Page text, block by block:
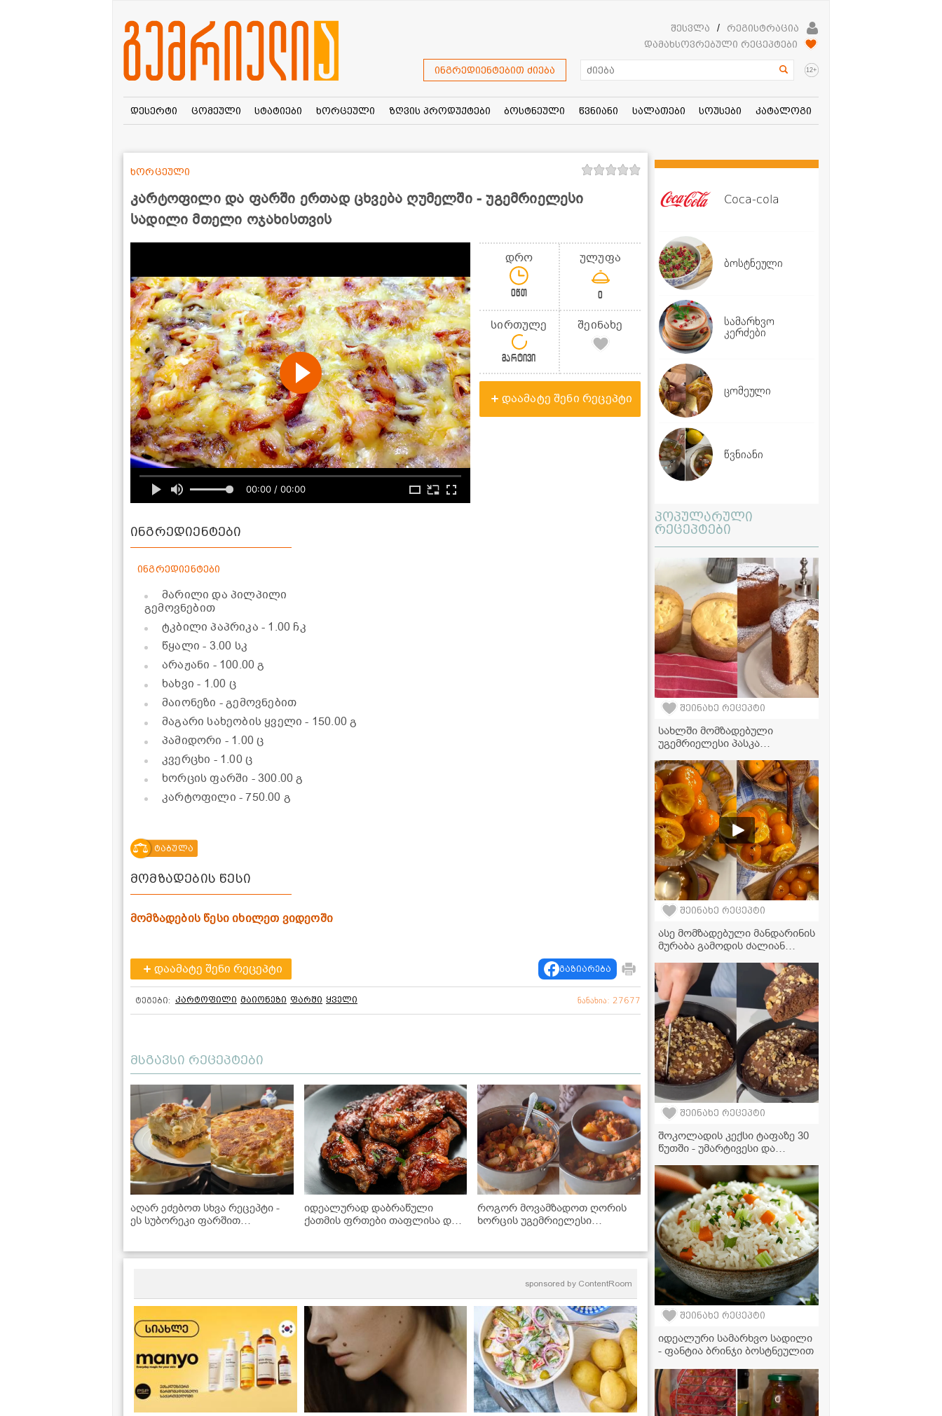
შესვლა /
რეგისტრაცია
დამახსოვრებული რეცეპტები
ინგრედიენტებით ძიება 12+
დესერტი ცომეული სტატიები ხორცეული ზღვის პროდუქტები ბოსტნეული წვნიანი სალათები სოუსები კატალოგი
კარტოფილი და ფარში ერთად ცხვება ღუმელში - უგემრიელესი
სადილი მთელი ოჯახისთვის
ხორცეული
00:00 / 00:00
დრო
0წთ
ულუფა
0
სირთულე
მარტივი
შეინახე
დაამატე შენი რეცეპტი
ინგრედიენტები
ინგრედიენტები
მარილი და პილპილი
გემოვნებით
ტკბილი პაპრიკა - 1.00 ჩკ
წყალი- 3.00 სკ
არაჟანი - 100.00 გ
ხახვი- 1.00 ც
მაიონეზი - გემოვნებით
მაგარი სახეობის ყველი- 150.00 გ
პამიდორი - 1.00 ც
კვერცხი - 1.00 ც
ხორცის ფარში - 300.00 გ
კარტოფილი - 750.00 გ
ტაბულა
მომზადების წესი
მომზადების წესი იხილეთ ვიდეოში
დაამატე შენი რეცეპტი გაზიარება
ტეგები: კარტოფილი მაიონეზი ფარში ყველი ნანახია: 27677
მსგავსი რეცეპტები
აღარ ეძებოთ სხვა რეცეპტი -
ეს სუბორეკი ფარშით
იდეალურად დაბრაწული
ქათმის ფრთები თაფლისა და
როგორ მოვამზადოთ ღორის
ხორცის უგემრიელესი
რეცეპტი
sponsored by ContentRoom
Coca-cola
ბოსტნეული
სამარხვო
კერძები
ცომეული
წვნიანი
პოპულარული
რეცეპტები
შეინახე რეცეპტი
სახლში მომზადებული
უგემრიელესი პასკა
შეინახე რეცეპტი
ასე მომზადებული მანდარინის
მურაბა გამოდის ძალიან
და აქვს ნაზი ციტრუსის
სიტკბო
შეინახე რეცეპტი
შოკოლადის კექსი ტაფაზე 30
წუთში - უმარტივესი და
რომელსაც ღუმელი არ
სჭირდება!
შეინახე რეცეპტი
იდეალური სამარხვო სადილი
- ფანტია ბრინჯი ბოსტნეულით